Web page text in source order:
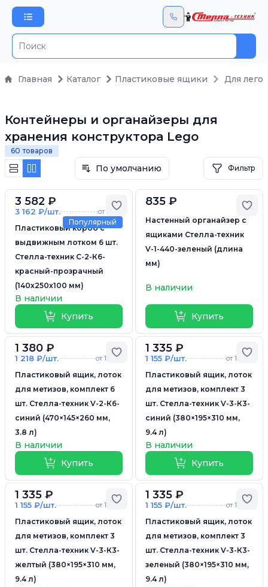
Главная Каталог Пластиковые ящики Для лего
Контейнеры и органайзеры для
хранения конструктора Lego
60 товаров
По умолчанию Фильтр
Добавить в избранное
Популярный
3 582 ₽
3 162 ₽/шт. от 6 шт.
Пластиковый короб с
выдвижным лотком 6 шт.
Стелла-техник C-2-К6-
красный-прозрачный
(140х250х100 мм)
В наличии
Купить
835 ₽
Настенный органайзер с
ящиками Стелла-техник
V-1-440-зеленый (длина
мм)
В наличии
Купить
Добавить в избранное
1 380 ₽
1 218 ₽/шт. от 10 шт.
Пластиковый ящик, лоток
для метизов, комплект 6
шт. Стелла-техник V-2-К6-
синий (470×145×260 мм,
3.8 л)
В наличии
Купить
1 335 ₽
1 155 ₽/шт. от 10 шт.
Пластиковый ящик, лоток
для метизов, комплект 3
шт. Стелла-техник V-3-К3-
синий (380×195×310 мм,
9.4 л)
В наличии
Купить
Добавить в избранное
1 335 ₽
1 155 ₽/шт. от 10 шт.
Пластиковый ящик, лоток
для метизов, комплект 3
шт. Стелла-техник V-3-К3-
желтый (380×195×310 мм,
9.4 л)
1 335 ₽
1 155 ₽/шт. от 10 шт.
Пластиковый ящик, лоток
для метизов, комплект 3
шт. Стелла-техник V-3-К3-
зеленый (380×195×310 мм,
9.4 л)